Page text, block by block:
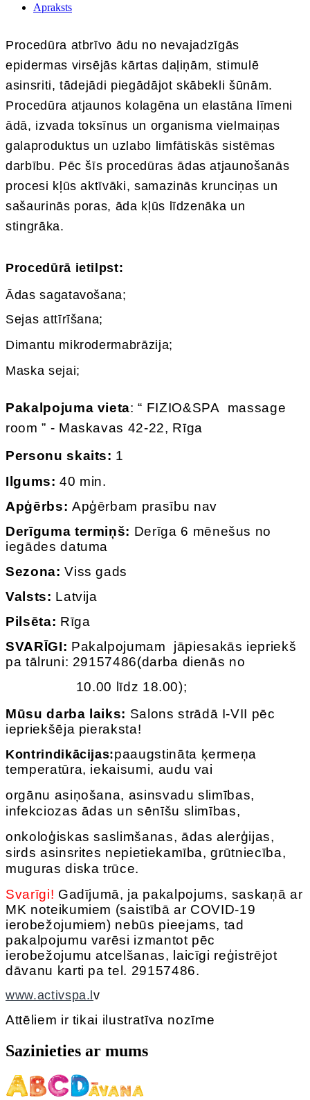
Apraksts
Procedūra atbrīvo ādu no nevajadzīgās
epidermas virsējās kārtas daļiņām, stimulē
asinsriti, tādejādi piegādājot skābekli šūnām.
Procedūra atjaunos kolagēna un elastāna līmeni
ādā, izvada toksīnus un organisma vielmaiņas
galaproduktus un uzlabo limfātiskās sistēmas
darbību. Pēc šīs procedūras ādas atjaunošanās
procesi kļūs aktīvāki, samazinās krunciņas un
sašaurinās poras, āda kļūs līdzenāka un
stingrāka.
Procedūrā ietilpst:
Ādas sagatavošana;
Sejas attīrīšаna;
Dimantu mikrodermabrāzija;
Maska sejai;
Pakalpojuma vieta: “ FIZIO&SPA massage
room ” - Maskavas 42-22, Rīga
Personu skaits: 1
Ilgums: 40 min.
Apģērbs: Apģērbam prasību nav
Derīguma termiņš: Derīga 6 mēnešus no
iegādes datuma
Sezona: Viss gads
Valsts: Latvija
Pilsēta: Rīga
SVARĪGI: Pakalpojumam jāpiesakās iepriekš
pa tālruni: 29157486(darba dienās no
10.00 līdz 18.00);
Mūsu darba laiks: Salons strādā I-VII pēc
iepriekšēja pieraksta!
Kontrindikācijas:paaugstināta ķermeņa
temperatūra, iekaisumi, audu vai
orgānu asiņošana, asinsvadu slimības,
infekciozas ādas un sēnīšu slimības,
onkoloģiskas saslimšanas, ādas alerģijas,
sirds asinsrites nepietiekamība, grūtniecība,
muguras diska trūce.
Svarīgi! Gadījumā, ja pakalpojums, saskaņā ar
MK noteikumiem (saistībā ar COVID-19
ierobežojumiem) nebūs pieejams, tad
pakalpojumu varēsi izmantot pēc
ierobežojumu atcelšanas, laicīgi reģistrējot
dāvanu karti pa tel. 29157486.
www.activspa.lv
Attēliem ir tikai ilustratīva nozīme
Sazinieties ar mums